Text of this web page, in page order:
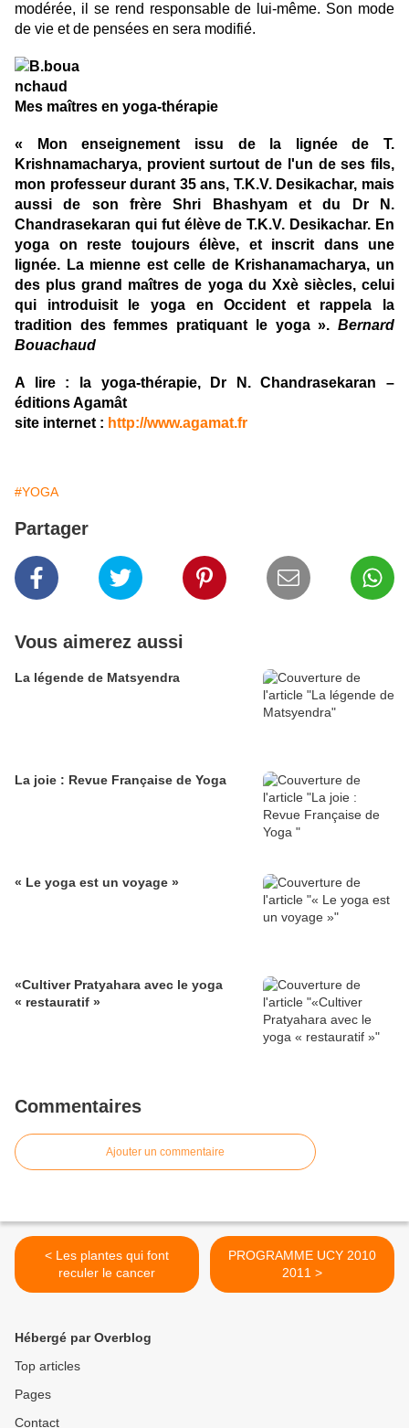
modérée, il se rend responsable de lui-même. Son mode
de vie et de pensées en sera modifié.
Mes maîtres en yoga-thérapie
« Mon enseignement issu de la lignée de T.
Krishnamacharya, provient surtout de l'un de ses fils,
mon professeur durant 35 ans, T.K.V. Desikachar, mais
aussi de son frère Shri Bhashyam et du Dr N.
Chandrasekaran qui fut élève de T.K.V. Desikachar. En
yoga on reste toujours élève, et inscrit dans une
lignée. La mienne est celle de Krishanamacharya, un
des plus grand maîtres de yoga du Xxè siècles, celui
qui introduisit le yoga en Occident et rappela la
tradition des femmes pratiquant le yoga ». Bernard
Bouachaud
A lire : la yoga-thérapie, Dr N. Chandrasekaran –
éditions Agamât
site internet : http://www.agamat.fr
#YOGA
Partager
Vous aimerez aussi
La légende de Matsyendra
La joie : Revue Française de Yoga
« Le yoga est un voyage »
«Cultiver Pratyahara avec le yoga
« restauratif »
Commentaires
Ajouter un commentaire
< Les plantes qui font
reculer le cancer
PROGRAMME UCY 2010
2011 >
Hébergé par Overblog
Top articles
Pages
Contact